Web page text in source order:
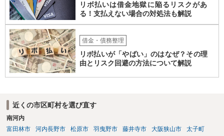
リボ払いは借金地獄に陥るリスクがあ
る！支払えない場合の対処法も解説
借金・債務整理
リボ払いが「やばい」のはなぜ？その理
由とリスク回避の方法について解説
近くの市区町村を選び直す
南河内
富田林市
河内長野市 松原市 羽曳野市 藤井寺市 大阪狭山市
太子町